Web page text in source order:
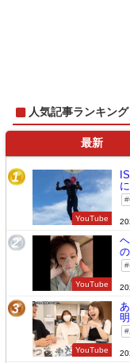
人気記事ランキング
最新
1
YouTube
2
YouTube
3
YouTube